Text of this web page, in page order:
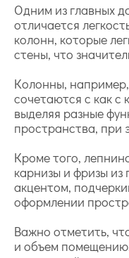
Одним из главных
отличается
колонн, которые
стены, что
Колонны,
сочетаются с как
выделяя разные
пространства, при
Кроме того,
карнизы и фризы из
акцентом,
оформлении
Важно отметить,
и объем